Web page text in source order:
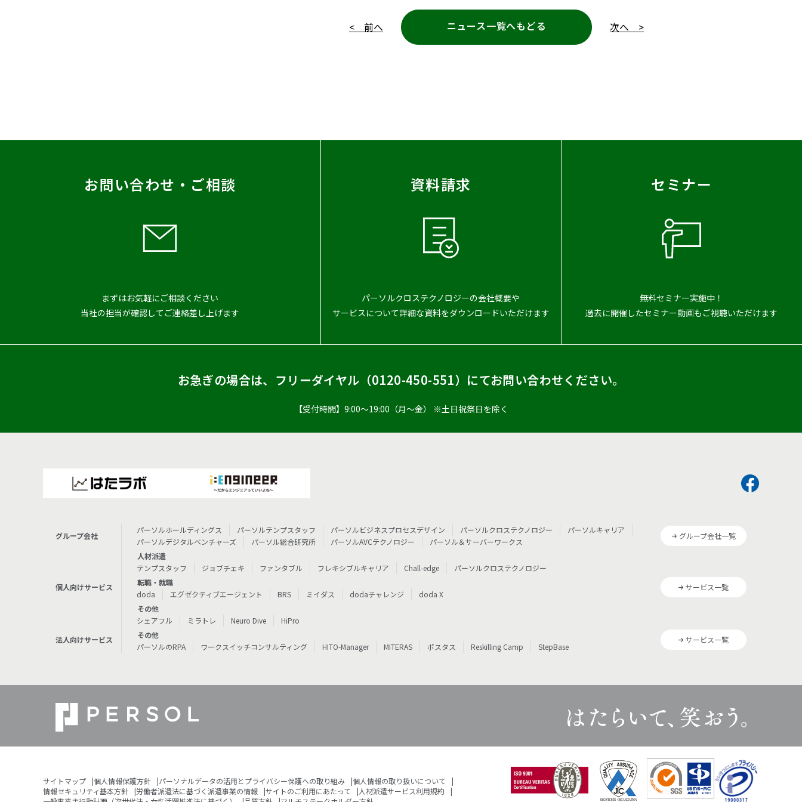
< 前へ ニュース一覧へもどる 次へ >
お問い合わせ・ご相談
まずはお気軽にご相談ください
当社の担当が確認してご連絡差し上げます
資料請求
パーソルクロステクノロジーの会社概要や
サービスについて詳細な資料をダウンロードいただけます
セミナー
無料セミナー実施中！
過去に開催したセミナー動画もご視聴いただけます
お急ぎの場合は、フリーダイヤル（0120-450-551） にてお問い合わせください。
【受付時間】9:00〜19:00（月〜金） ※土日祝祭日を除く
グループ会社
パーソルホールディングス パーソルテンプスタッフ パーソルビジネスプロセスデザイン パーソルクロステクノロジー
パーソルキャリア
パーソルデジタルベンチャーズ
パーソル総合研究所 パーソルAVCテクノロジー パーソル＆サーバーワークス
グループ会社一覧
個人向けサービス
人材派遣
テンプスタッフ
ジョブチェキ ファンタブル フレキシブルキャリア Chall-edge
パーソルクロステクノロジー
転職・就職
doda
エグゼクティブエージェント BRS ミイダス dodaチャレンジ
doda X
その他
シェアフル
ミラトレ Neuro Dive HiPro
サービス一覧
法人向けサービス
その他
パーソルのRPA
ワークスイッチコンサルティング HITO-Manager MITERAS ポスタス Reskilling Camp StepBase
サービス一覧
サイトマップ 個人情報保護方針 パーソナルデータの活用とプライバシー保護への取り組み
個人情報の取り扱いについて
情報セキュリティ基本方針
労働者派遣法に基づく派遣事業の情報 サイトのご利用にあたって
人材派遣サービス利用規約